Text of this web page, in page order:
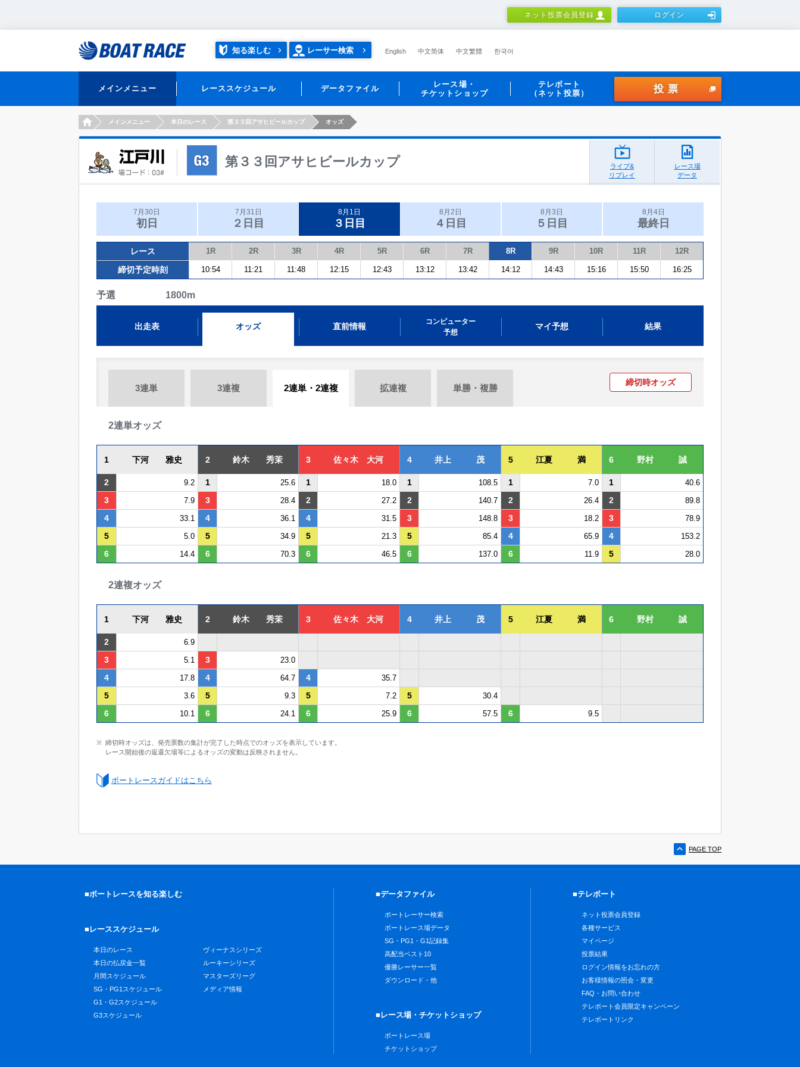
ネット投票会員登録 ログイン
知る楽しむ レーサー検索 English 中文简体 中文繁體 한국어
メインメニュー レーススケジュール データファイル
レース場・
チケットショップ
テレボート
（ネット投票）
投票
HOMEメインメニュー 本日のレース 第３３回アサヒビールカップ オッズ
第３３回アサヒビールカップ
ライブ&
リプレイ
レース場
データ
7月30日
初日
7月31日
２日目
8月1日
３日目
8月2日
４日目
8月3日
５日目
8月4日
最終日
レース 1R 2R 3R 4R 5R 6R 7R 8R 9R 10R 11R 12R
締切予定時刻 10:54 11:21 11:48 12:15 12:43 13:12 13:42 14:12 14:43 15:16 15:50 16:25
予選 1800m
出走表 オッズ 直前情報
コンピューター
予想
マイ予想 結果
3連単 3連複 2連単・2連複 拡連複 単勝・複勝
締切時オッズ
2連単オッズ
1 下河 雅史 2 鈴木 秀茉 3 佐々木 大河 4 井上 茂 5 江夏 満 6 野村 誠
2 9.2 1 25.6 1 18.0 1 108.5 1 7.0 1 40.6
3 7.9 3 28.4 2 27.2 2 140.7 2 26.4 2 89.8
4 33.1 4 36.1 4 31.5 3 148.8 3 18.2 3 78.9
5 5.0 5 34.9 5 21.3 5 85.4 4 65.9 4 153.2
6 14.4 6 70.3 6 46.5 6 137.0 6 11.9 5 28.0
2連複オッズ
1 下河 雅史 2 鈴木 秀茉 3 佐々木 大河 4 井上 茂 5 江夏 満 6 野村 誠
2 6.9
3 5.1 3 23.0
4 17.8 4 64.7 4 35.7
5 3.6 5 9.3 5 7.2 5 30.4
6 10.1 6 24.1 6 25.9 6 57.5 6 9.5
締切時オッズは、発売票数の集計が完了した時点でのオッズを表示しています。
レース開始後の返還欠場等によるオッズの変動は反映されません。
ボートレースガイドはこちら
PAGE TOP
■ボートレースを知る楽しむ
■レーススケジュール
本日のレース
本日の払戻金一覧
月間スケジュール
SG・PG1スケジュール
G1・G2スケジュール
G3スケジュール
ヴィーナスシリーズ
ルーキーシリーズ
マスターズリーグ
メディア情報
■データファイル
ボートレーサー検索
ボートレース場データ
SG・PG1・G1記録集
高配当ベスト10
優勝レーサー一覧
ダウンロード・他
■レース場・チケットショップ
ボートレース場
チケットショップ
■テレボート
ネット投票会員登録
各種サービス
マイページ
投票結果
ログイン情報をお忘れの方
お客様情報の照会・変更
FAQ・お問い合わせ
テレボート会員限定キャンペーン
テレボートリンク